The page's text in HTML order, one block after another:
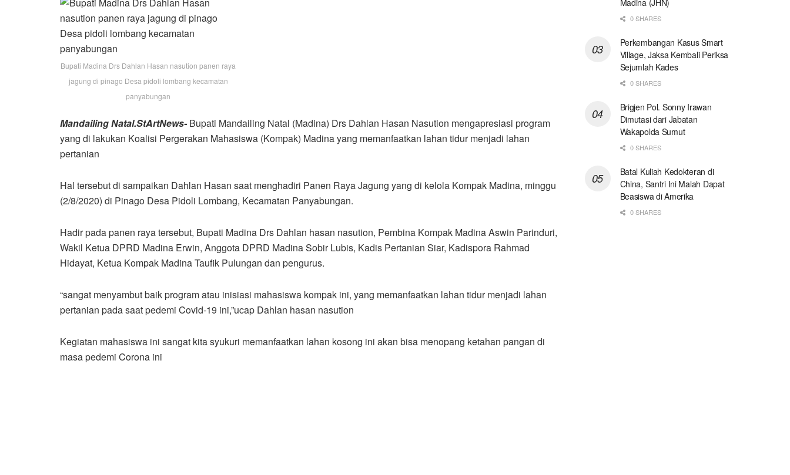
Bupati Madina Drs Dahlan Hasan nasution panen raya
jagung di pinago Desa pidoli lombang kecamatan
panyabungan
Mandailing Natal.StArtNews-Bupati Mandailing Natal (Madina) Drs Dahlan Hasan Nasution mengapresiasi program
yang di lakukan Koalisi Pergerakan Mahasiswa (Kompak) Madina yang memanfaatkan lahan tidur menjadi lahan
pertanian
Hal tersebut di sampaikan Dahlan Hasan saat menghadiri Panen Raya Jagung yang di kelola Kompak Madina, minggu
(2/8/2020) di Pinago Desa Pidoli Lombang, Kecamatan Panyabungan.
Hadir pada panen raya tersebut, Bupati Madina Drs Dahlan hasan nasution, Pembina Kompak Madina Aswin Parinduri,
Wakil Ketua DPRD Madina Erwin, Anggota DPRD Madina Sobir Lubis, Kadis Pertanian Siar, Kadispora Rahmad
Hidayat, Ketua Kompak Madina Taufik Pulungan dan pengurus.
“sangat menyambut baik program atau inisiasi mahasiswa kompak ini, yang memanfaatkan lahan tidur menjadi lahan
pertanian pada saat pedemi Covid-19 ini,”ucap Dahlan hasan nasution
Kegiatan mahasiswa ini sangat kita syukuri memanfaatkan lahan kosong ini akan bisa menopang ketahan pangan di
masa pedemi Corona ini
Madina (JHN)
0 SHARES
Perkembangan Kasus Smart
Village, Jaksa Kembali Periksa
Sejumlah Kades
0 SHARES
Brigjen Pol. Sonny Irawan
Dimutasi dari Jabatan
Wakapolda Sumut
0 SHARES
Batal Kuliah Kedokteran di
China, Santri Ini Malah Dapat
Beasiswa di Amerika
0 SHARES